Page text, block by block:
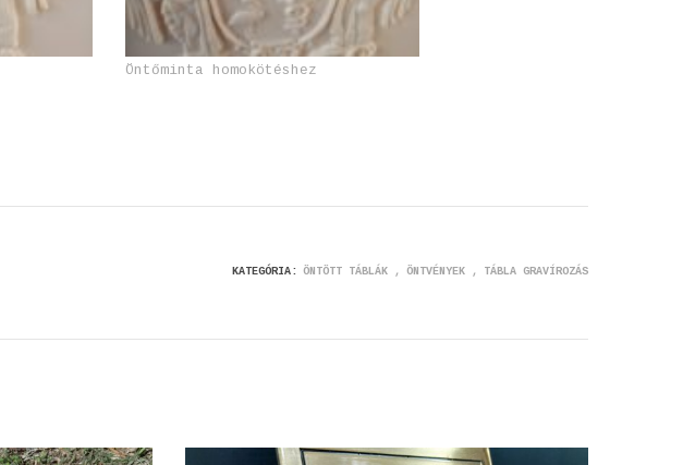
Öntőminta homokötéshez
KATEGÓRIA: ÖNTÖTT TÁBLÁK ÖNTVÉNYEK TÁBLA GRAVÍROZÁS